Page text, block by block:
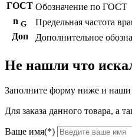
ГОСТ Обозначение по ГОСТ
n G
Предельная частота
Доп
Дополнительное
Не нашли что
Заполните форму ниже и наши
Для заказа данного товара,
Ваше имя(*)